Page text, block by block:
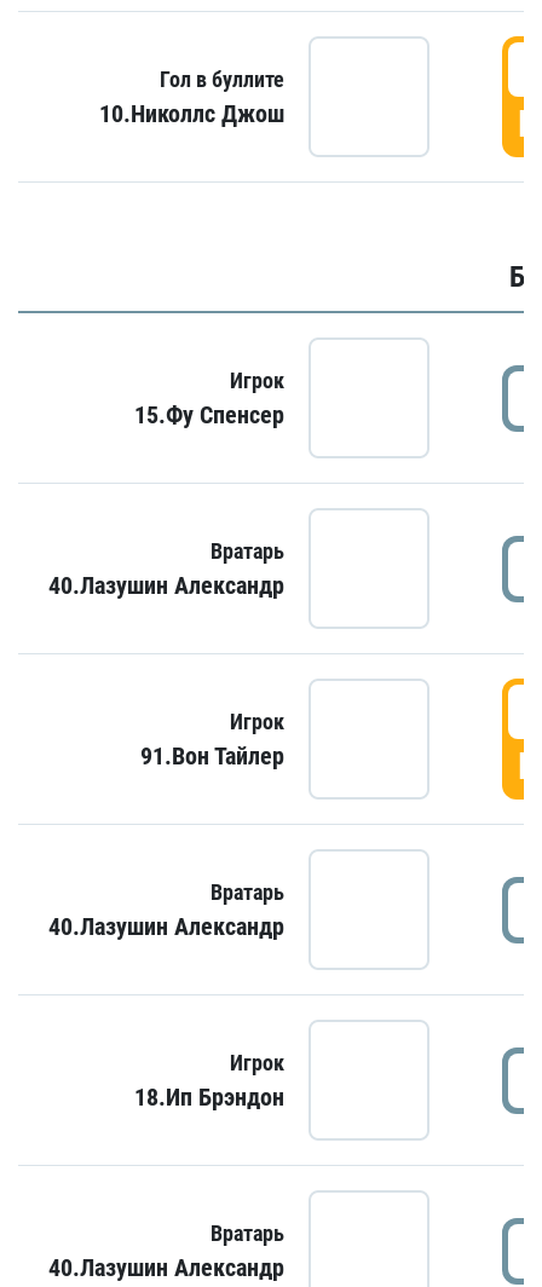
Гол в буллите
10.Николлс Джош
Игрок
15.Фу Спенсер
Вратарь
40.Лазушин Александр
Игрок
91.Вон Тайлер
Вратарь
40.Лазушин Александр
Игрок
18.Ип Брэндон
Вратарь
40.Лазушин Александр